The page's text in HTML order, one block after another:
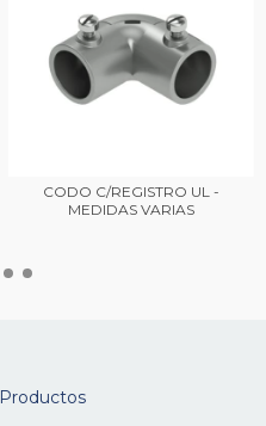
CODO C/REGISTRO UL -
MEDIDAS VARIAS
Productos